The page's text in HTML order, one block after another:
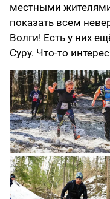
местными
показать всем
Волги! Есть у них
Суру. Что-то